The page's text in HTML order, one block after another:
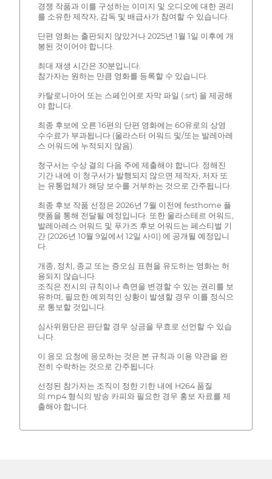
경쟁 작품과 이를 구성하는 이미지 및 오디오에 대한 권리
를 소유한 제작자, 감독 및 배급사가 참여할 수 있습니다.
단편 영화는 출판되지 않았거나 2025년 1월 1일 이후에 개
봉된 것이어야 합니다.
최대 재생 시간은 30분입니다.
참가자는 원하는 만큼 영화를 등록할 수 있습니다.
카탈로니아어 또는 스페인어로 자막 파일 (.srt) 을 제공해
야 합니다.
최종 후보에 오른 16편의 단편 영화에는 60유로의 상영
수수료가 부과됩니다 (울라스터 어워드 및/또는 발레아레
스 어워드에 누적되지 않음).
청구서는 수상 결의 다음 주에 제출해야 합니다. 정해진
기간 내에 이 청구서가 발행되지 않으면 제작자, 저자 또
는 유통업체가 해당 보수를 거부하는 것으로 간주됩니다.
최종 후보 작품 선정은 2026년 7월 이전에 festhome 플
랫폼을 통해 전달될 예정입니다. 또한 울라스테르 어워드,
발레아레스 어워드 및 푸가즈 후보 어워드는 페스티벌 기
간 (2026년 10월 9일에서 12일 사이) 에 공개될 예정입니
다.
개종, 정치, 종교 또는 증오심 표현을 유도하는 영화는 허
용되지 않습니다.
조직은 전시의 규칙이나 측면을 변경할 수 있는 권리를 보
유하며, 필요한 예외적인 상황이 발생할 경우 이를 정식으
로 통보할 것입니다.
심사위원단은 판단할 경우 상금을 무효로 선언할 수 있습
니다.
이 응모 요청에 응모하는 것은 본 규칙과 이용 약관을 완
전히 수락하는 것으로 간주됩니다.
선정된 참가자는 조직이 정한 기한 내에 H264 품질
의.mp4 형식의 방송 카피와 필요한 경우 홍보 자료를 제
출해야 합니다.